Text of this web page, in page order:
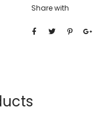
Share with